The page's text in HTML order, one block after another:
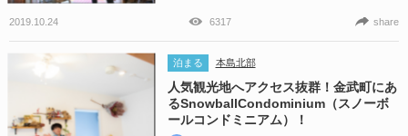
2019.10.24 6317 share
泊まる 本島北部
人気観光地へアクセス抜群！金武町にあ
るSnowballCondominium（スノーボ
ールコンドミニアム）！